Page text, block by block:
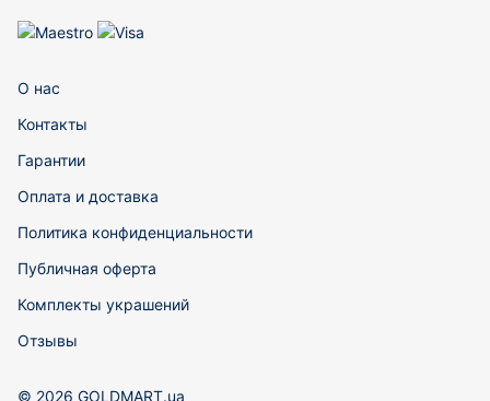
О нас
Контакты
Гарантии
Оплата и доставка
Политика конфиденциальности
Публичная оферта
Комплекты украшений
Отзывы
© 2026 GOLDMART.ua